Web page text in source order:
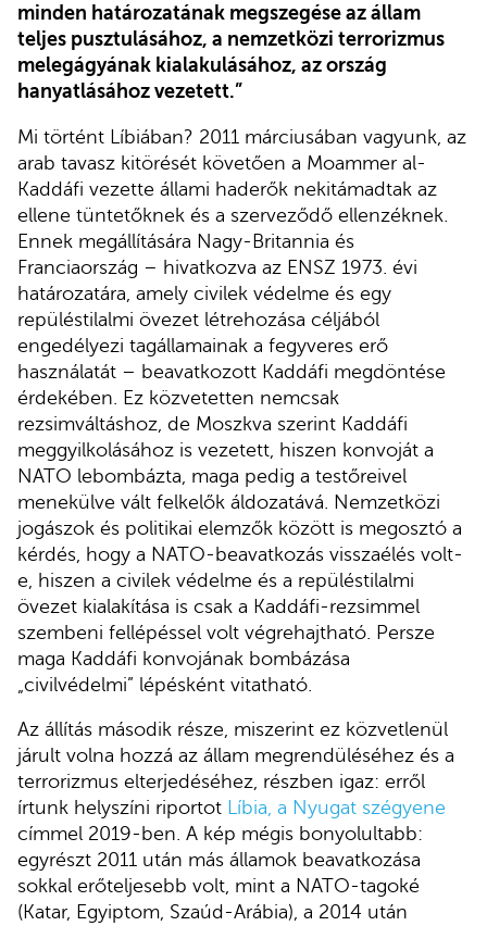
minden határozatának megszegése az állam
teljes pusztulásához, a nemzetközi terrorizmus
melegágyának kialakulásához, az ország
hanyatlásához vezetett.”
Mi történt Líbiában? 2011 márciusában vagyunk, az
arab tavasz kitörését követően a Moammer al-
Kaddáfi vezette állami haderők nekitámadtak az
ellene tüntetőknek és a szerveződő ellenzéknek.
Ennek megállítására Nagy-Britannia és
Franciaország – hivatkozva az ENSZ 1973. évi
határozatára, amely civilek védelme és egy
repüléstilalmi övezet létrehozása céljából
engedélyezi tagállamainak a fegyveres erő
használatát – beavatkozott Kaddáfi megdöntése
érdekében. Ez közvetetten nemcsak
rezsimváltáshoz, de Moszkva szerint Kaddáfi
meggyilkolásához is vezetett, hiszen konvoját a
NATO lebombázta, maga pedig a testőreivel
menekülve vált felkelők áldozatává. Nemzetközi
jogászok és politikai elemzők között is megosztó a
kérdés, hogy a NATO-beavatkozás visszaélés volt-
e, hiszen a civilek védelme és a repüléstilalmi
övezet kialakítása is csak a Kaddáfi-rezsimmel
szembeni fellépéssel volt végrehajtható. Persze
maga Kaddáfi konvojának bombázása
„civilvédelmi” lépésként vitatható.
Az állítás második része, miszerint ez közvetlenül
járult volna hozzá az állam megrendüléséhez és a
terrorizmus elterjedéséhez, részben igaz: erről
írtunk helyszíni riportot Líbia, a Nyugat szégyene
címmel 2019-ben. A kép mégis bonyolultabb:
egyrészt 2011 után más államok beavatkozása
sokkal erőteljesebb volt, mint a NATO-tagoké
(Katar, Egyiptom, Szaúd-Arábia), a 2014 után